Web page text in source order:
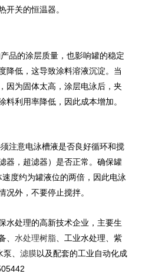
开关的恒温器。
的涂层质量，也影响罐的稳定
降低，这导致涂料溶液沉淀。当
因为固体太高，涂层电泳后，夹
利用率降低，因此成本增加。
意电泳槽液是否良好循环和搅
器，超滤器）是否正常。确保罐
度约为罐液位的两倍，因此电泳
况外，不要停止搅拌。
水处理的高新技术企业，主要生
、 水处理树脂、工业水处理、紫
、 滤膜以及配套的工业自动化成